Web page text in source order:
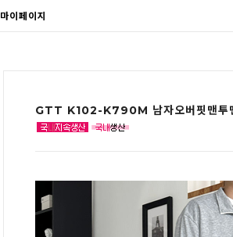
마이페이지
GTT K102-K790M 남자오버핏맨투